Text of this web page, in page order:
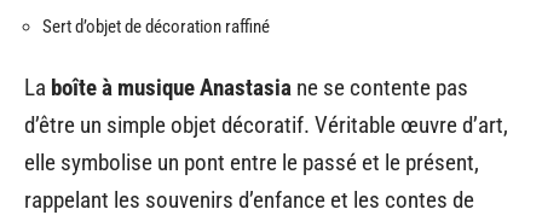
Sert d’objet de décoration raffiné
La boîte à musique Anastasia ne se contente pas
d’être un simple objet décoratif. Véritable œuvre d’art,
elle symbolise un pont entre le passé et le présent,
rappelant les souvenirs d’enfance et les contes de